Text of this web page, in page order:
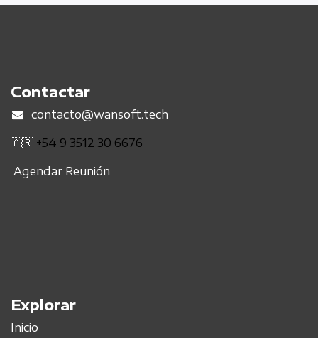
Contactar
contacto@wansoft.tech
🇦🇷 +54 9 3512 30 6676
Agendar Reunión
Explorar
Inicio